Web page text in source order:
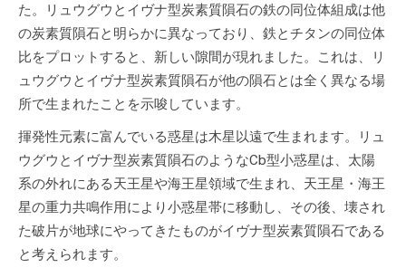
た。リュウグウとイヴナ型炭素質隕石の鉄の同位体組成は他
の炭素質隕石と明らかに異なっており、鉄とチタンの同位体
比をプロットすると、新しい隙間が現れました。これは、リ
ュウグウとイヴナ型炭素質隕石が他の隕石とは全く異なる場
所で生まれたことを示唆しています。
揮発性元素に富んでいる惑星は木星以遠で生まれます。リュ
ウグウとイヴナ型炭素質隕石のようなCb型小惑星は、太陽
系の外れにある天王星や海王星領域で生まれ、天王星・海王
星の重力共鳴作用により小惑星帯に移動し、その後、壊され
た破片が地球にやってきたものがイヴナ型炭素質隕石である
と考えられます。